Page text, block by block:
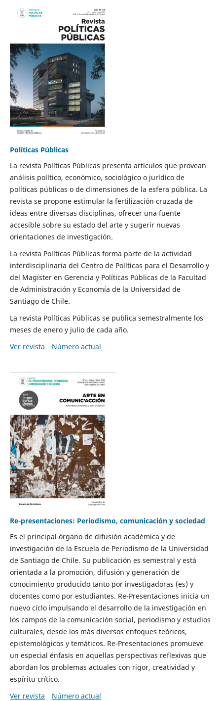
Políticas Públicas
La revista Políticas Públicas presenta artículos que provean
análisis político, económico, sociológico o jurídico de
políticas públicas o de dimensiones de la esfera pública. La
revista se propone estimular la fertilización cruzada de
ideas entre diversas disciplinas, ofrecer una fuente
accesible sobre su estado del arte y sugerir nuevas
orientaciones de investigación.
La revista Políticas Públicas forma parte de la actividad
interdisciplinaria del Centro de Políticas para el Desarrollo y
del Magíster en Gerencia y Políticas Públicas de la Facultad
de Administración y Economía de la Universidad de
Santiago de Chile.
La revista Políticas Públicas se publica semestralmente los
meses de enero y julio de cada año.
Ver revista
Número actual
Re-presentaciones: Periodismo, comunicación y sociedad
Es el principal órgano de difusión académica y de
investigación de la Escuela de Periodismo de la Universidad
de Santiago de Chile. Su publicación es semestral y está
orientada a la promoción, difusión y generación de
conocimiento producido tanto por investigadoras (es) y
docentes como por estudiantes. Re-Presentaciones inicia un
nuevo ciclo impulsando el desarrollo de la investigación en
los campos de la comunicación social, periodismo y estudios
culturales, desde los más diversos enfoques teóricos,
epistemológicos y temáticos. Re-Presentaciones promueve
un especial énfasis en aquellas perspectivas reflexivas que
abordan los problemas actuales con rigor, creatividad y
espíritu crítico.
Ver revista
Número actual